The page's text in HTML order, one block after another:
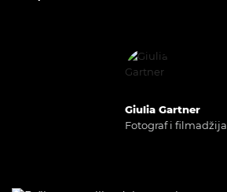
Giulia Gartner
Fotograf i filmadžija